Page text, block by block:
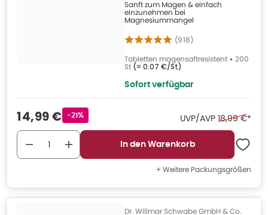
Sanft zum Magen & einfach
einzunehmen bei
Magnesiummangel
(918)
Tabletten magensaftresistent • 200
St (= 0.07 €/St)
Sofort verfügbar
Verkaufspreis
14,99 € Rabattstempel
-21% UVP/AVP Ehemaliger
18,99 €*
In den Warenkorb
+ Weitere Packungsgrößen
Dr. Willmar Schwabe GmbH & Co.